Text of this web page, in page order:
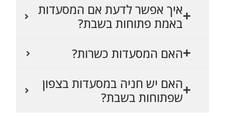
איך אפשר לדעת אם המסעדות
באמת פתוחות בשבת?
האם המסעדות כשרות?
האם יש חניה במסעדות בצפון
שפתוחות בשבת?